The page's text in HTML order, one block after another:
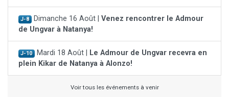
J-8 Dimanche 16 Août | Venez rencontrer le Admour
de Ungvar à Natanya!
J-10 Mardi 18 Août |
Le Admour de Ungvar recevra en
plein Kikar de Natanya à Alonzo!
Voir tous les événements à venir